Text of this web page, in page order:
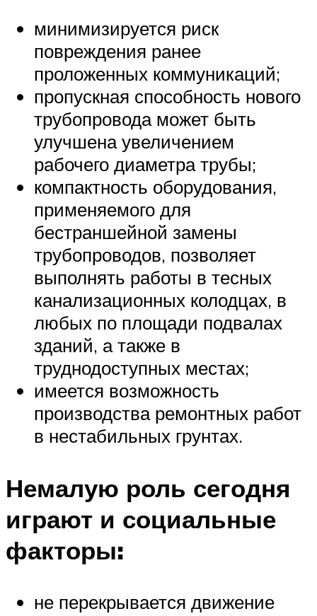
минимизируется риск
повреждения ранее
проложенных коммуникаций;
пропускная способность нового
трубопровода может быть
улучшена увеличением
рабочего диаметра трубы;
компактность оборудования,
применяемого для
бестраншейной замены
трубопроводов, позволяет
выполнять работы в тесных
канализационных колодцах, в
любых по площади подвалах
зданий, а также в
труднодоступных местах;
имеется возможность
производства ремонтных работ
в нестабильных грунтах.
Немалую роль сегодня
играют и социальные
факторы:
не перекрывается движение